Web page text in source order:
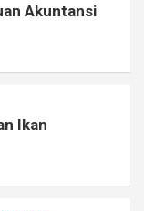
Akuntansi
Ikan